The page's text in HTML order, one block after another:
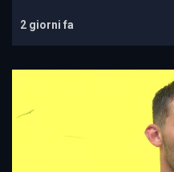
2 giorni fa